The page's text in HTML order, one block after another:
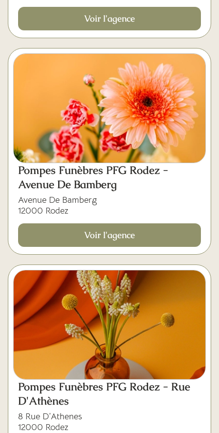
Voir l'agence
Pompes Funèbres PFG Rodez -
Avenue De Bamberg
Avenue De Bamberg
12000 Rodez
Voir l'agence
Pompes Funèbres PFG Rodez - Rue
D'Athènes
8 Rue D’Athenes
12000 Rodez